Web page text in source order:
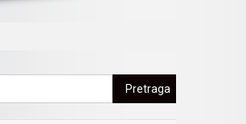
Pretraga: